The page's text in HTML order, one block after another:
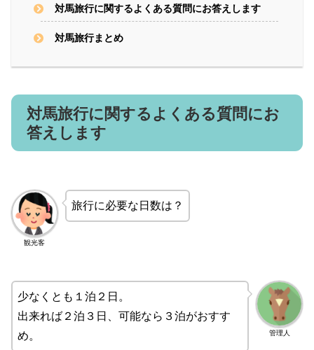
対馬旅行に関するよくある質問にお答えします
対馬旅行まとめ
対馬旅行に関するよくある質問にお
答えします
観光客
旅行に必要な日数は？
管理人
少なくとも１泊２日。
出来れば２泊３日、可能なら３泊がおすす
め。